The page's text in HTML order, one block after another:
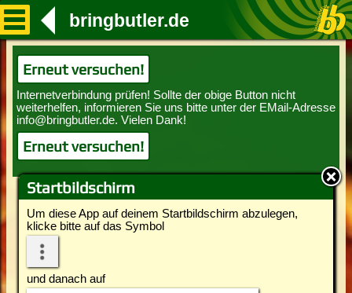
Startbildschirm
Um diese App auf deinem Startbildschirm abzulegen,
klicke bitte auf das Symbol
und danach auf
bringbutler.de
Erneut versuchen!
Erneut versuchen!